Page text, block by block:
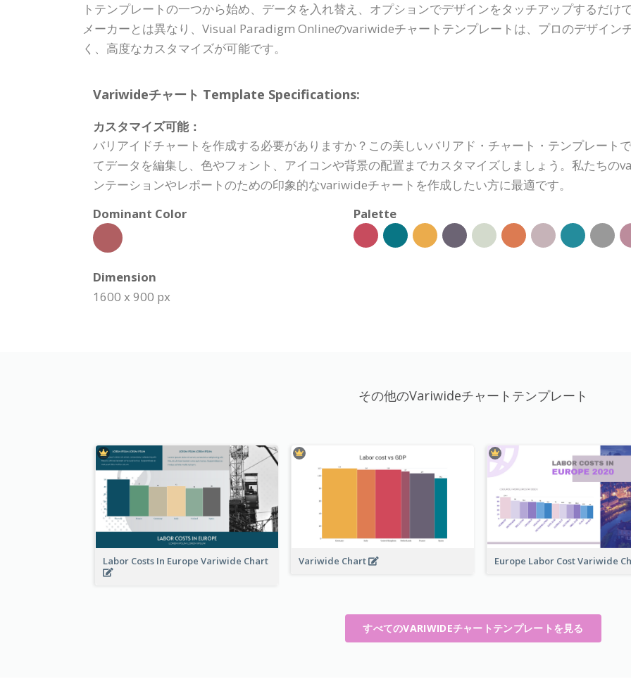
トテンプレートの一つから始め、データを入れ替え、オプションでデザインをタッチアップするだ
メーカーとは異なり、Visual Paradigm Onlineのvariwideチャートテンプレートは、プロのデザイン
く、高度なカスタマイズが可能です。
Variwideチャート Template Specifications:
カスタマイズ可能：
バリアイドチャートを作成する必要がありますか？この美しいバリアド・チャート・テンプレート
てデータを編集し、色やフォント、アイコンや背景の配置までカスタマイズしましょう。私たちの
ンテーションやレポートのための印象的なvariwideチャートを作成したい方に最適です。
Dominant Color
Palette
Dimension
1600 x 900 px
その他のVariwideチャートテンプレート
Labor Costs In Europe Variwide Chart Variwide Chart Europe Labor Cost Variwide
すべてのVARIWIDEチャートテンプレートを見る